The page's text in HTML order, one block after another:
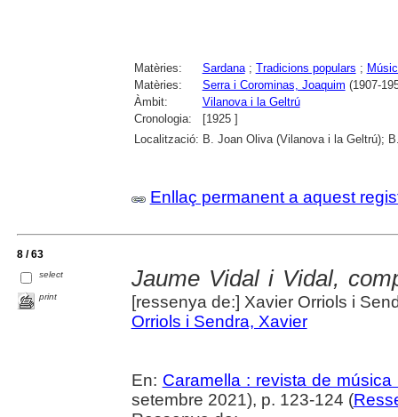
Matèries: Sardana; Tradicions populars ;
Matèries:
Serra i Corominas, Joaquim (1907-
Àmbit:
Vilanova i la Geltrú
Cronologia:
[1925 ]
Localització: B. Joan Oliva (Vilanova i la Geltrú);
Enllaç permanent a aquest
8 / 63
select
print
Jaume Vidal i Vidal,
[ressenya de:] Xavier Orriols i
Orriols i Sendra, Xavier
En: Caramella : revista de música
setembre 2021), p. 123-124 (